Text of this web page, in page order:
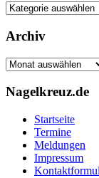
Kategorien
Archiv
Archiv
Nagelkreuz.de
Startseite
Termine
Meldungen
Impressum